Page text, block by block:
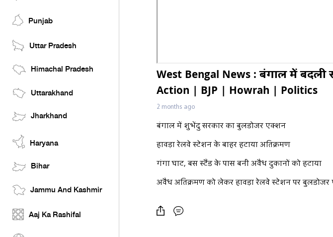
Punjab
Uttar Pradesh
Himachal Pradesh
Uttarakhand
Jharkhand
Haryana
Bihar
Jammu And Kashmir
Aaj Ka Rashifal
West Bengal News : बंगाल में बदली
Action | BJP | Howrah | Politics
2 months ago
बंगाल में शुभेंदु सरकार का बुलडोजर एक्शन
हावड़ा रेलवे स्टेशन के बाहर हटाया अतिक्रमण
गंगा घाट, बस स्टैंड के पास बनी अवैध दुकानों को हटाया
अवैध अतिक्रमण को लेकर हावड़ा रेलवे स्टेशन पर